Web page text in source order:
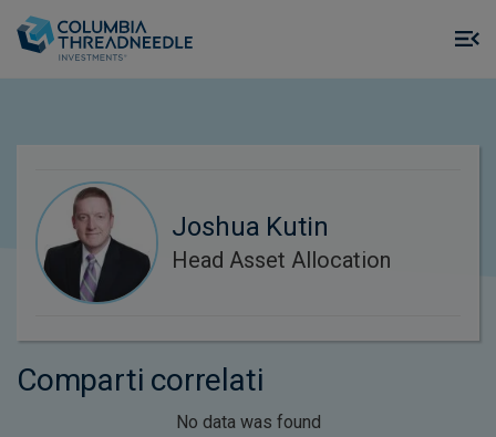
Joshua Kutin
Head Asset Allocation
Comparti correlati
No data was found